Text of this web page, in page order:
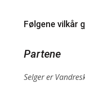
Følgene vilkår
Partene
Selger er